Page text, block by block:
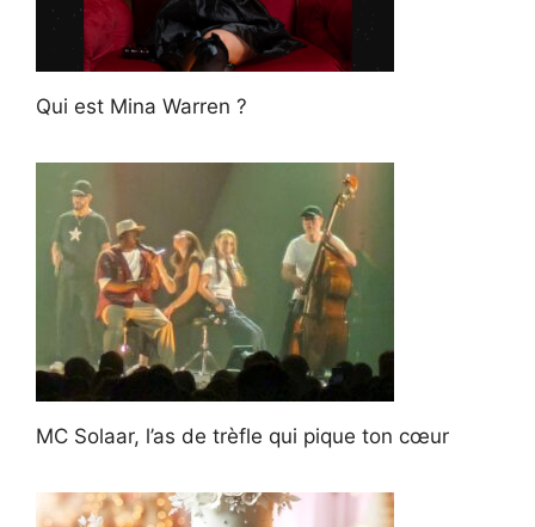
Qui est Mina Warren ?
MC Solaar, l’as de trèfle qui pique ton cœur